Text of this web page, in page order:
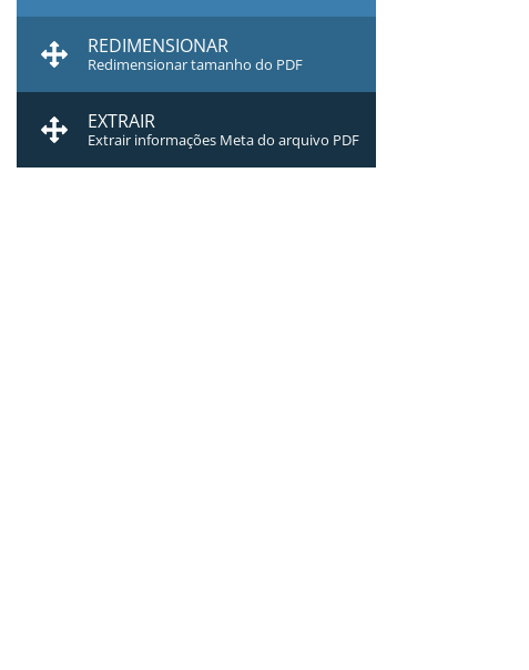
REDIMENSIONAR
Redimensionar tamanho do PDF
EXTRAIR
Extrair informações Meta do arquivo PDF